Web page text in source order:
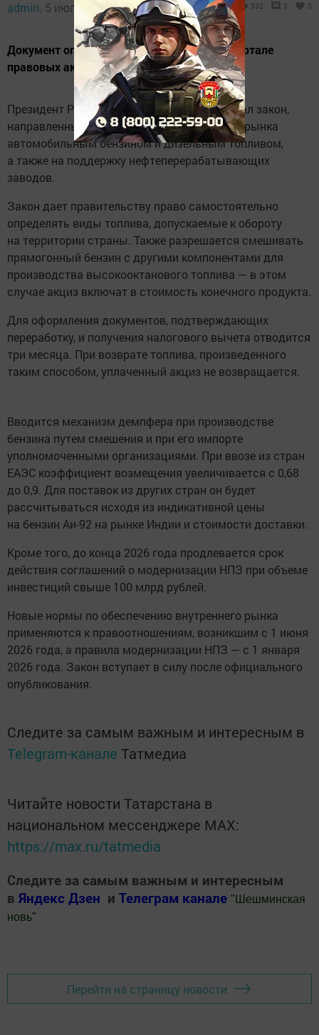
admin, 5 июля 2026 - 19:47 532 0 0
Документ опубликован на официальном портале
правовых актов.
Президент России Владимир Путин подписал закон,
направленный на обеспечение внутреннего рынка
автомобильным бензином и дизельным топливом,
а также на поддержку нефтеперерабатывающих
заводов.
Закон дает правительству право самостоятельно
определять виды топлива, допускаемые к обороту
на территории страны. Также разрешается смешивать
прямогонный бензин с другими компонентами для
производства высокооктанового топлива — в этом
случае акциз включат в стоимость конечного продукта.
Для оформления документов, подтверждающих
переработку, и получения налогового вычета отводится
три месяца. При возврате топлива, произведенного
таким способом, уплаченный акциз не возвращается.
Вводится механизм демпфера при производстве
бензина путем смешения и при его импорте
уполномоченными организациями. При ввозе из стран
ЕАЭС коэффициент возмещения увеличивается с 0,68
до 0,9. Для поставок из других стран он будет
рассчитываться исходя из индикативной цены
на бензин Аи-92 на рынке Индии и стоимости доставки.
Кроме того, до конца 2026 года продлевается срок
действия соглашений о модернизации НПЗ при объеме
инвестиций свыше 100 млрд рублей.
Новые нормы по обеспечению внутреннего рынка
применяются к правоотношениям, возникшим с 1 июня
2026 года, а правила модернизации НПЗ — с 1 января
2026 года. Закон вступает в силу после официального
опубликования.
Следите за самым важным и интересным в
Telegram-канале Татмедиа
Читайте новости Татарстана в
национальном мессенджере MАХ:
https://max.ru/tatmedia
Следите за самым важным и интересным
в Яндекс Дзен и Телеграм канале " Шешминская
новь"
Перейти на страницу новости